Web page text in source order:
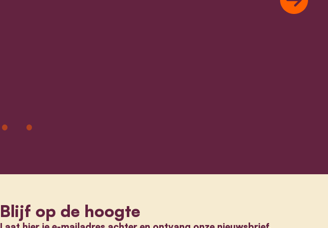
Next
Blijf op de hoogte